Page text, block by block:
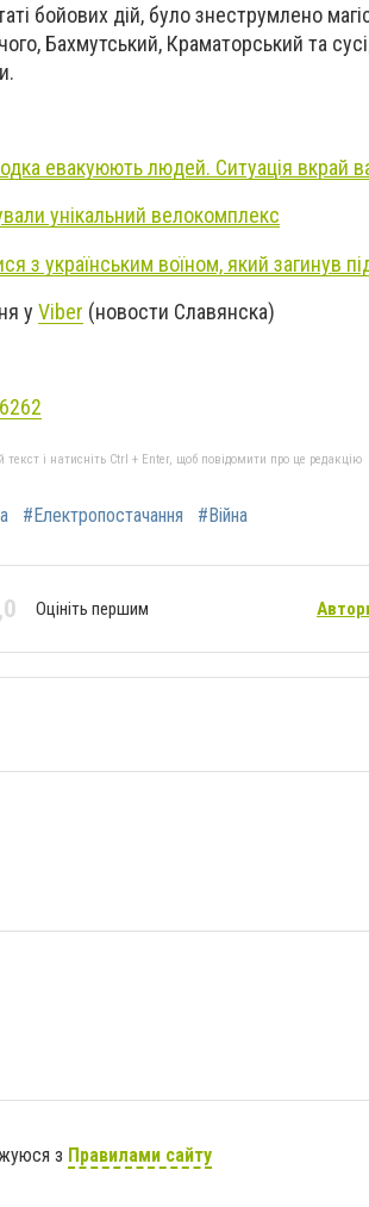
бойових дій, було знеструмлено
Бахмутський, Краматорський та
евакуюють людей. Ситуація вкрай
унікальний велокомплекс
з українським воїном, який загинув
у Viber (новости Славянска)
і натисніть Ctrl + Enter, щоб повідомити про це редакцію
#Електропостачання #Війна
Оцініть першим
з Правилами сайту